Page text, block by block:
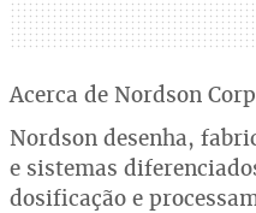
Acerca de Nordson
Nordson desenha,
e sistemas
dosificação e